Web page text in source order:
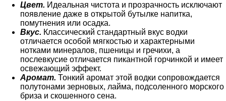
Цвет. Идеальная чистота и прозрачность исключают
появление даже в открытой бутылке напитка,
помутнения или осадка.
Вкус. Классический стандартный вкус водки
отличается особой мягкостью и характерными
нотками минералов, пшеницы и гречихи, а
послевкусие отличается пикантной горчинкой и имеет
освежающий эффект.
Аромат. Тонкий аромат этой водки сопровождается
полутонами зерновых, лайма, подсоленного морского
бриза и скошенного сена.